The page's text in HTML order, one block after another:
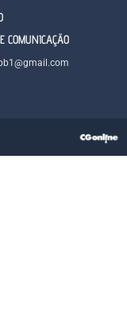
COMUNICAÇÃO